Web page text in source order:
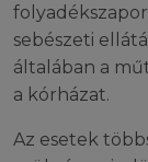
sebészeti
általában a
a kórházat.
Az esetek